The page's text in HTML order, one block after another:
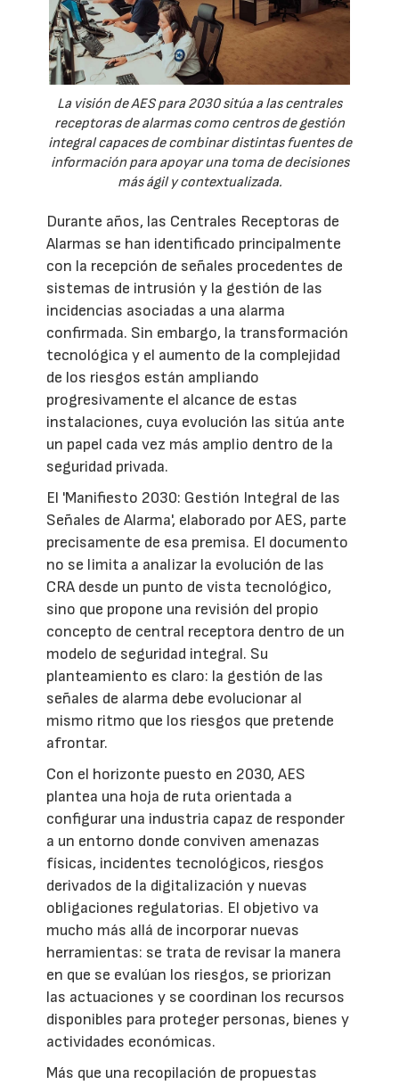
La visión de AES para 2030 sitúa a las centrales
receptoras de alarmas como centros de gestión
integral capaces de combinar distintas fuentes de
información para apoyar una toma de decisiones
más ágil y contextualizada.
Durante años, las Centrales Receptoras de
Alarmas se han identificado principalmente
con la recepción de señales procedentes de
sistemas de intrusión y la gestión de las
incidencias asociadas a una alarma
confirmada. Sin embargo, la transformación
tecnológica y el aumento de la complejidad
de los riesgos están ampliando
progresivamente el alcance de estas
instalaciones, cuya evolución las sitúa ante
un papel cada vez más amplio dentro de la
seguridad privada.
El 'Manifiesto 2030: Gestión Integral de las
Señales de Alarma', elaborado por AES, parte
precisamente de esa premisa. El documento
no se limita a analizar la evolución de las
CRA desde un punto de vista tecnológico,
sino que propone una revisión del propio
concepto de central receptora dentro de un
modelo de seguridad integral. Su
planteamiento es claro: la gestión de las
señales de alarma debe evolucionar al
mismo ritmo que los riesgos que pretende
afrontar.
Con el horizonte puesto en 2030, AES
plantea una hoja de ruta orientada a
configurar una industria capaz de responder
a un entorno donde conviven amenazas
físicas, incidentes tecnológicos, riesgos
derivados de la digitalización y nuevas
obligaciones regulatorias. El objetivo va
mucho más allá de incorporar nuevas
herramientas: se trata de revisar la manera
en que se evalúan los riesgos, se priorizan
las actuaciones y se coordinan los recursos
disponibles para proteger personas, bienes y
actividades económicas.
Más que una recopilación de propuestas